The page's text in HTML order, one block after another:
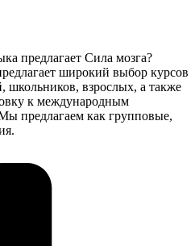
предлагает Сила мозга?
широкий выбор курсов
школьников, взрослых, а также
к международным
предлагаем как групповые,